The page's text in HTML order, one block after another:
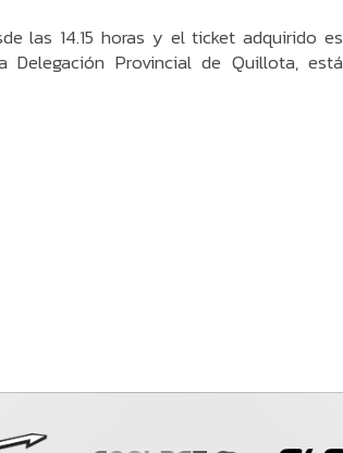
las 14.15 horas y el ticket adquirido es
Provincial de Quillota, está